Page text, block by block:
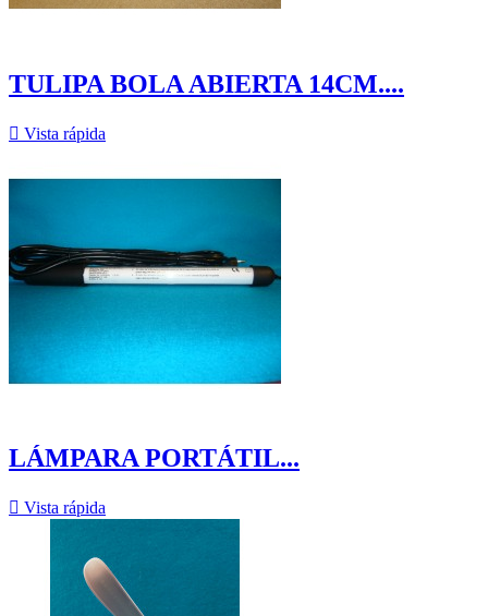
TULIPA BOLA ABIERTA 14CM....
 Vista rápida
LÁMPARA PORTÁTIL...
 Vista rápida